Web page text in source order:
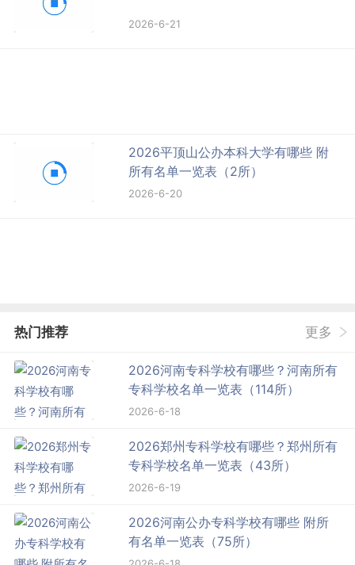
2026-6-21
2026平顶山公办本科大学有哪些 附
所有名单一览表（2所）
2026-6-20
热门推荐 更多
2026河南专科学校有哪些？河南所有
专科学校名单一览表（114所）
2026-6-18
2026郑州专科学校有哪些？郑州所有
专科学校名单一览表（43所）
2026-6-19
2026河南公办专科学校有哪些 附所
有名单一览表（75所）